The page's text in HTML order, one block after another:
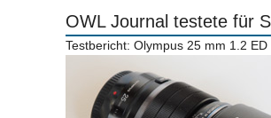
OWL Journal testete für
Testbericht: Olympus 25 mm 1.2 ED